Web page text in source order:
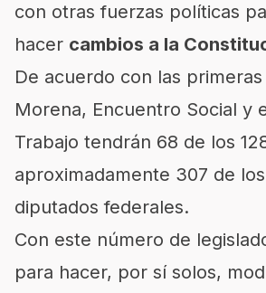
con otras fuerzas políticas
hacer cambios a la
De acuerdo con las
Morena, Encuentro Social y
Trabajo tendrán 68 de los
aproximadamente 307 de
diputados federales.
Con este número de
para hacer, por sí solos,